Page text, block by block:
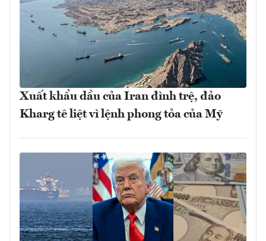
Xuất khẩu dầu của Iran đình trệ, đảo
Kharg tê liệt vì lệnh phong tỏa của Mỹ